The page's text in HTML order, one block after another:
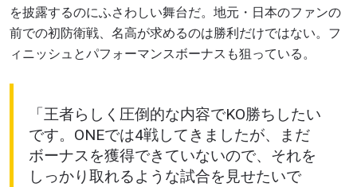
を披露するのにふさわしい舞台だ。地元・日本のファンの
前での初防衛戦、名高が求めるのは勝利だけではない。フ
ィニッシュとパフォーマンスボーナスも狙っている。
「王者らしく圧倒的な内容でKO勝ちしたい
です。ONEでは4戦してきましたが、まだ
ボーナスを獲得できていないので、それを
しっかり取れるような試合を見せたいで
対戦相手
大会
最新情報をゲット
席をゲットするため今すぐ登録を！
Eメール
名前（ローマ字で記入）